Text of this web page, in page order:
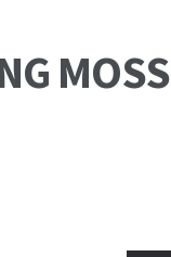
MOSS